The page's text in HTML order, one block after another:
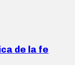
de la fe